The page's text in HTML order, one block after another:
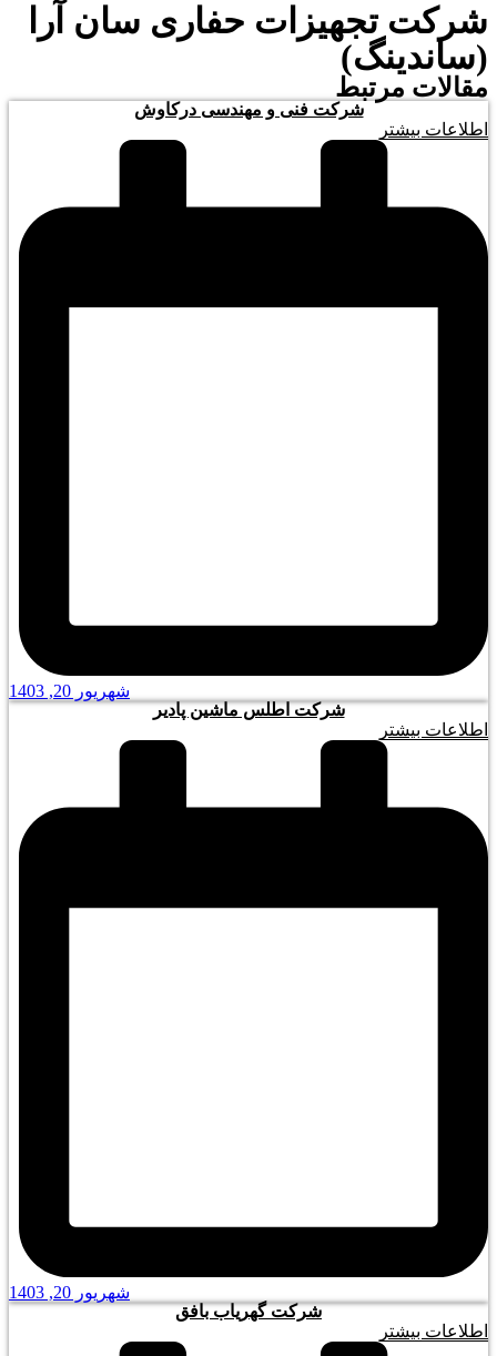
شرکت تجهیزات حفاری سان آرا
(ساندینگ)
مقالات مرتبط
شرکت فنی و مهندسی درکاوش
اطلاعات بیشتر
شهریور 20, 1403
شرکت اطلس ماشین پادیر
اطلاعات بیشتر
شهریور 20, 1403
شرکت گهریاب بافق
اطلاعات بیشتر